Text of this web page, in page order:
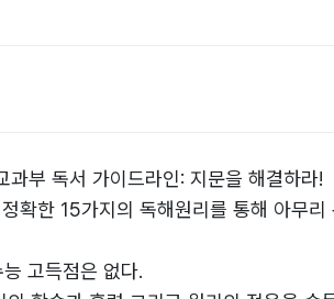
과부 독서 가이드라인: 지문을 해결하라!
확한 15가지의 독해원리를 통해 아무
고득점은 없다.